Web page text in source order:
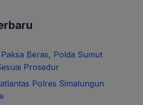
Beras, Polda Sumut
Prosedur
Polres Simalungun